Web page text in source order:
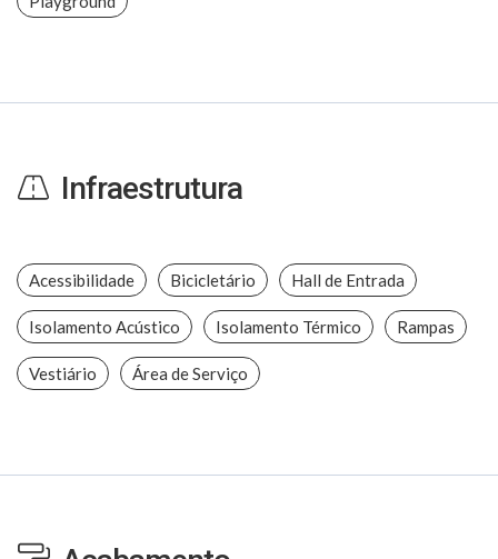
Infraestrutura
Acessibilidade Bicicletário Hall de Entrada
Isolamento Acústico Isolamento Térmico Rampas
Vestiário Área de Serviço